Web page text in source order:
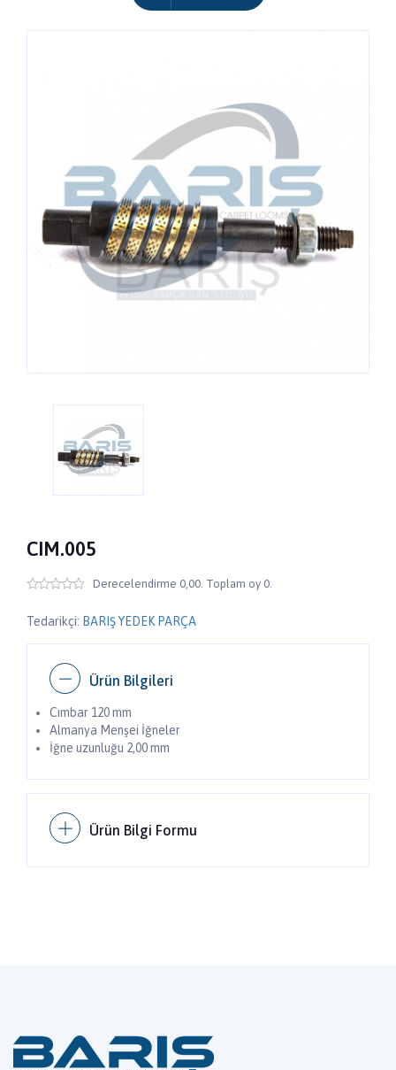
CIM.005
Derecelendirme 0,00. Toplam oy 0.
Tedarikçi: BARIŞ YEDEK PARÇA
Ürün Bilgileri
Cımbar 120 mm
Almanya Menşei İğneler
İğne uzunluğu 2,00 mm
Ürün Bilgi Formu